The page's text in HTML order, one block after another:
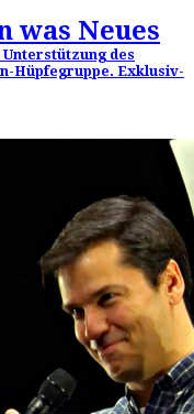
was Neues
des
Hüpfegruppe. Exklusiv-